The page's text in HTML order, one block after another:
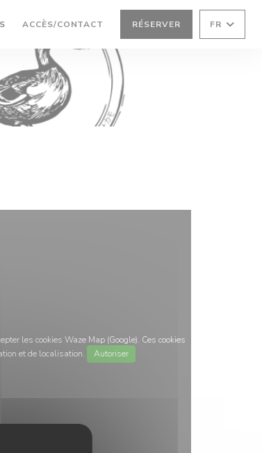
ACCÈS/CONTACT RÉSERVER FR
les cookies Waze Map (Google). Ces cookies
et de localisation.
Autoriser